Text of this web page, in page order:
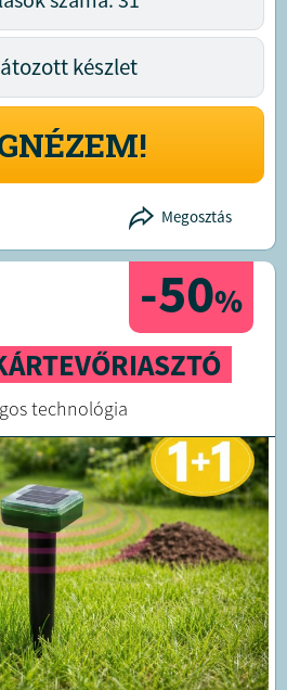
készlet
Megosztás
-50%
technológia